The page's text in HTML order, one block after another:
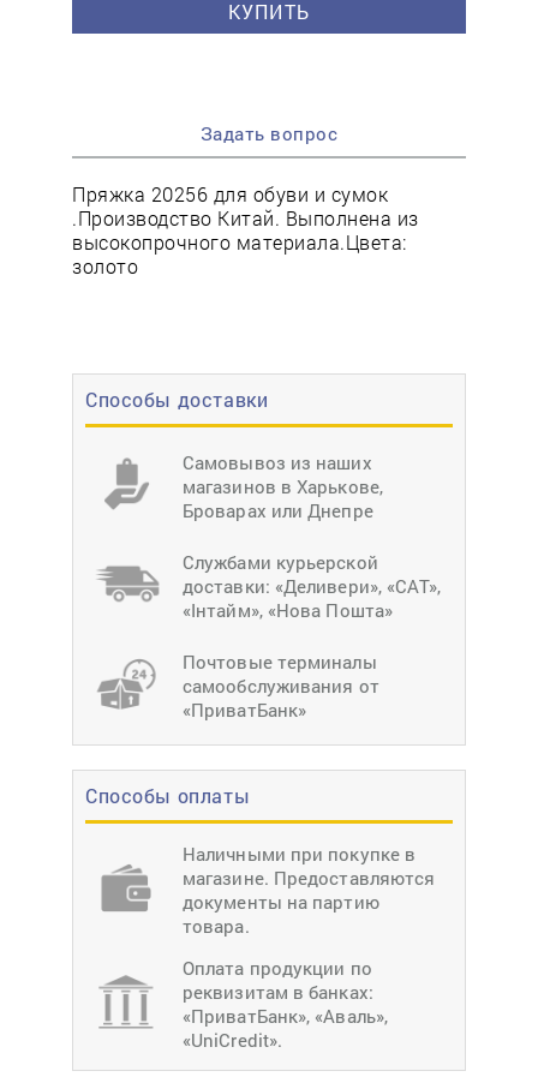
Способы доставки
Самовывоз из наших
магазинов в Харькове,
Броварах или Днепре
Службами курьерской
доставки: «Деливери», «САТ»,
«Інтайм», «Нова Пошта»
Почтовые терминалы
самообслуживания от
«ПриватБанк»
Способы оплаты
Наличными при покупке в
магазине. Предоставляются
документы на партию
товара.
Оплата продукции по
реквизитам в банках:
«ПриватБанк», «Аваль»,
«UniCredit».
КУПИТЬ
Задать вопрос
Пряжка 20256 для обуви и сумок
.Производство Китай. Выполнена из
высокопрочного материала.Цвета:
золото